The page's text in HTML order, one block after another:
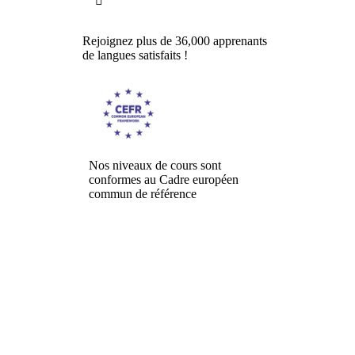
Rejoignez plus de 36,000 apprenants
de langues satisfaits !
Nos niveaux de cours sont
conformes au Cadre européen
commun de référence